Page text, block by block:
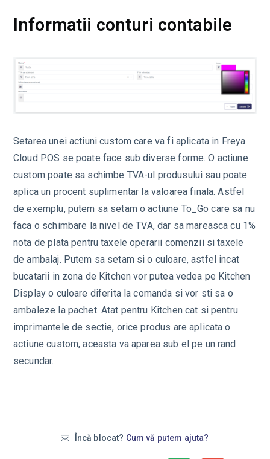
Informatii conturi contabile
Setarea unei actiuni custom care va fi aplicata in Freya
Cloud POS se poate face sub diverse forme. O actiune
custom poate sa schimbe TVA-ul produsului sau poate
aplica un procent suplimentar la valoarea finala. Astfel
de exemplu, putem sa setam o actiune To_Go care sa nu
faca o schimbare la nivel de TVA, dar sa mareasca cu 1%
nota de plata pentru taxele operarii comenzii si taxele
de ambalaj. Putem sa setam si o culoare, astfel incat
bucatarii in zona de Kitchen vor putea vedea pe Kitchen
Display o culoare diferita la comanda si vor sti sa o
ambaleze la pachet. Atat pentru Kitchen cat si pentru
imprimantele de sectie, orice produs are aplicata o
actiune custom, aceasta va aparea sub el pe un rand
secundar.
Încă blocat? Cum vă putem ajuta?